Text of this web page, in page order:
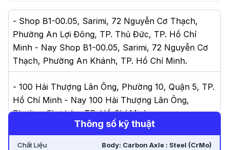
- Shop B1-00.05, Sarimi, 72 Nguyễn Cơ Thạch,
Phường An Lợi Đông, TP. Thủ Đức, TP. Hồ Chí
Minh - Nay Shop B1-00.05, Sarimi, 72 Nguyễn Cơ
Thạch, Phường An Khánh, TP. Hồ Chí Minh.
- 100 Hải Thượng Lãn Ông, Phường 10, Quận 5, TP.
Hồ Chí Minh - Nay 100 Hải Thượng Lãn Ông,
Phường Chợ Lớn, TP. Hồ Chí Minh.
144 Nguyễn Oanh, Gò Vấp, Hồ Chí Minh 700000,
Thông số kỹ thuật
Chất Liệu Body: Carbon Axle : Steel (CrMo)